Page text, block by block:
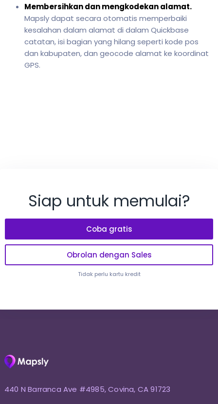
Membersihkan dan mengkodekan alamat.
Mapsly dapat secara otomatis memperbaiki
kesalahan dalam alamat di dalam Quickbase
catatan, isi bagian yang hilang seperti kode pos
dan kabupaten, dan geocode alamat ke koordinat
GPS.
Siap untuk memulai?
Coba gratis
Obrolan dengan Sales
Tidak perlu kartu kredit
440 N Barranca Ave #4985, Covina, CA 91723